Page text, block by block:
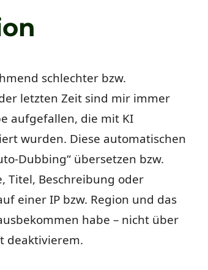
schlechter bzw.
letzten Zeit sind mir immer
aufgefallen, die mit KI
wurden. Diese automatischen
Dubbing“ übersetzen bzw.
Titel, Beschreibung oder
einer IP bzw. Region und das
habe – nicht über
deaktivierem.